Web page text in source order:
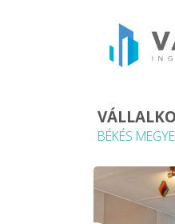
BÉKÉS MEGYE